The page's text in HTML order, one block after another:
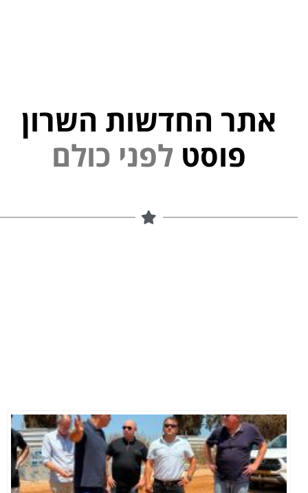
אתר החדשות השרון
פוסט